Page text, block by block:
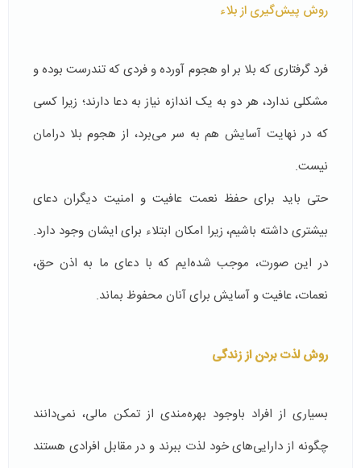
روش پیش‌گیری از بلاء
فرد گرفتاری که بلا بر او هجوم آورده و فردی که تندرست بوده و
مشکلی ندارد، هر دو به یک اندازه نیاز به دعا دارند؛ زیرا کسی
که در نهایت آسایش هم به سر می‌برد، از هجوم بلا درامان
نیست.
حتی باید برای حفظ نعمت عافیت و امنیت دیگران دعای
بیشتری داشته باشیم، زیرا امکان ابتلاء برای ایشان وجود دارد.
در این صورت، موجب شده‌ایم که با دعای ما به اذن حق،
نعمات، عافیت و آسایش برای آنان محفوظ بماند.
روش لذت بردن از زندگی
بسیاری از افراد باوجود بهره‌مندی از تمکن مالی، نمی‌دانند
چگونه از دارایی‌های خود لذت ببرند و در مقابل افرادی هستند